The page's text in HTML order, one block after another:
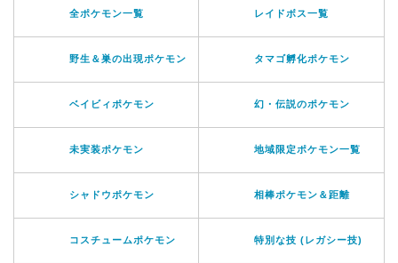
全ポケモン一覧 レイドボス一覧
野生＆巣の出現ポケモン タマゴ孵化ポケモン
ベイビィポケモン 幻・伝説のポケモン
未実装ポケモン 地域限定ポケモン一覧
シャドウポケモン 相棒ポケモン＆距離
コスチュームポケモン 特別な技 (レガシー技)